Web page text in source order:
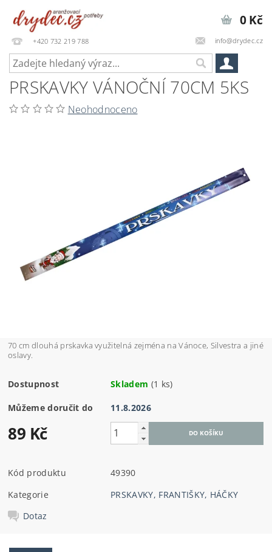
+420 732 219 788 info@drydec.cz
0 Kč
PRSKAVKY VÁNOČNÍ 70CM 5KS
Neohodnoceno
70 cm dlouhá prskavka využitelná zejména na Vánoce, Silvestra a jiné
oslavy.
Dostupnost Skladem (1 ks)
Můžeme doručit do 11.8.2026
89 Kč
Kód produktu
49390
Kategorie
PRSKAVKY, FRANTIŠKY, HÁČKY
Dotaz